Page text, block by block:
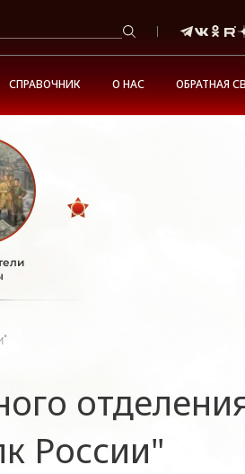
СПРАВОЧНИК О НАС ОБРАТНАЯ
России"